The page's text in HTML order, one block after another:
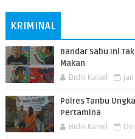
KRIMINAL
Bandar Sabu Ini
Makan
Bidik Kalsel
Polres Tanbu
Pertamina
Bidik Kalsel